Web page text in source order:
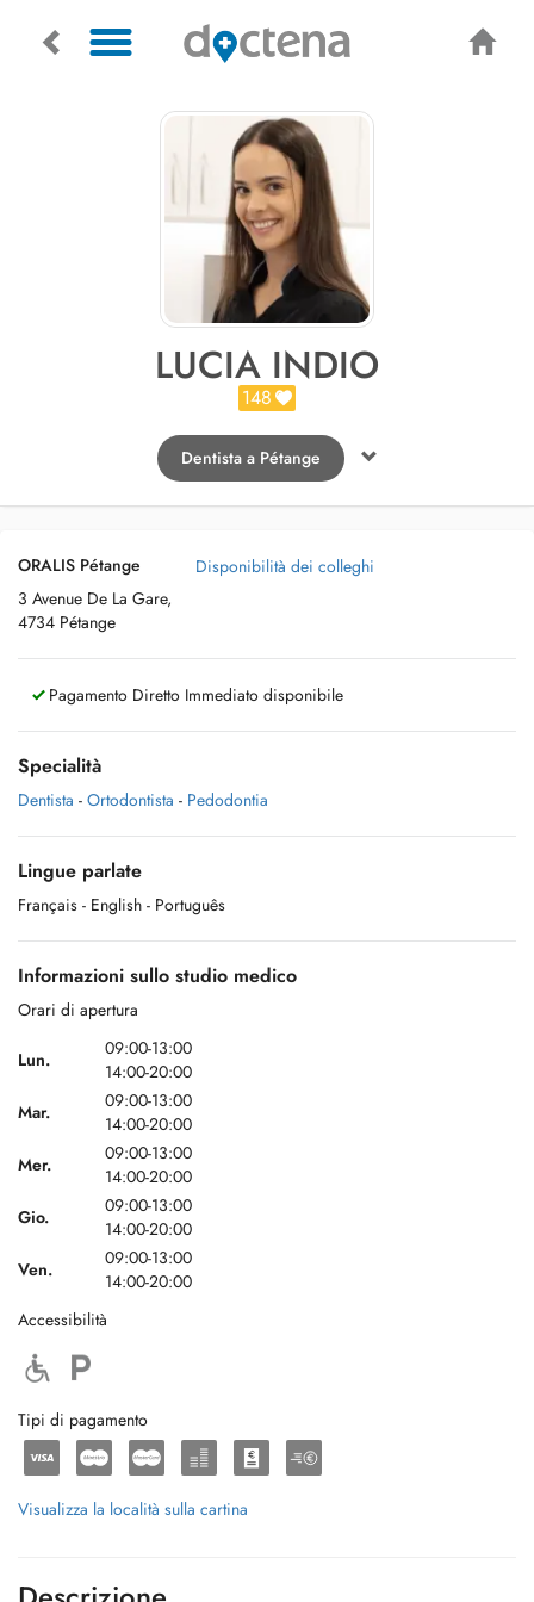
LUCIA INDIO
148
Dentista a Pétange
ORALIS Pétange
3 Avenue De La Gare,
4734 Pétange
Disponibilità dei colleghi
Pagamento Diretto Immediato disponibile
Specialità
Dentista - Ortodontista - Pedodontia
Lingue parlate
Français - English - Português
Informazioni sullo studio medico
Orari di apertura
Lun.
09:00-13:00
14:00-20:00
Mar.
09:00-13:00
14:00-20:00
Mer.
09:00-13:00
14:00-20:00
Gio.
09:00-13:00
14:00-20:00
Ven.
09:00-13:00
14:00-20:00
Accessibilità
Tipi di pagamento
Visualizza la località sulla cartina